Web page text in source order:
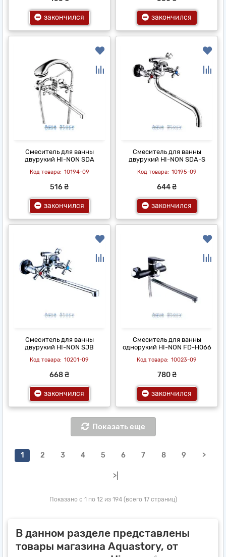
закончился закончился
Смеситель для ванны
двурукий HI-NON SDA
10194-09
516 ₴
закончился
Смеситель для ванны
двурукий HI-NON SDA-S
10195-09
644 ₴
закончился
Смеситель для ванны
двурукий HI-NON SJB
10201-09
668 ₴
закончился
Смеситель для ванны
однорукий HI-NON FD-H066
10023-09
780 ₴
закончился
Показать еще
1 2 3 4 5 6 7 8 9 >
>|
Показано с 1 по 12 из 194 (всего 17 страниц)
В данном разделе представлены
товары магазина Aquastory, от